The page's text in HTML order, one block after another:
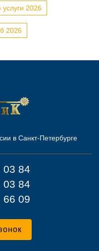
2026
2026
в Санкт-Петербурге
03 84
03 84
66 09